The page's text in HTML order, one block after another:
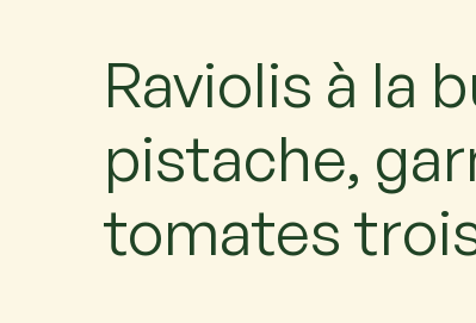
Raviolis à la
pistache,
tomates